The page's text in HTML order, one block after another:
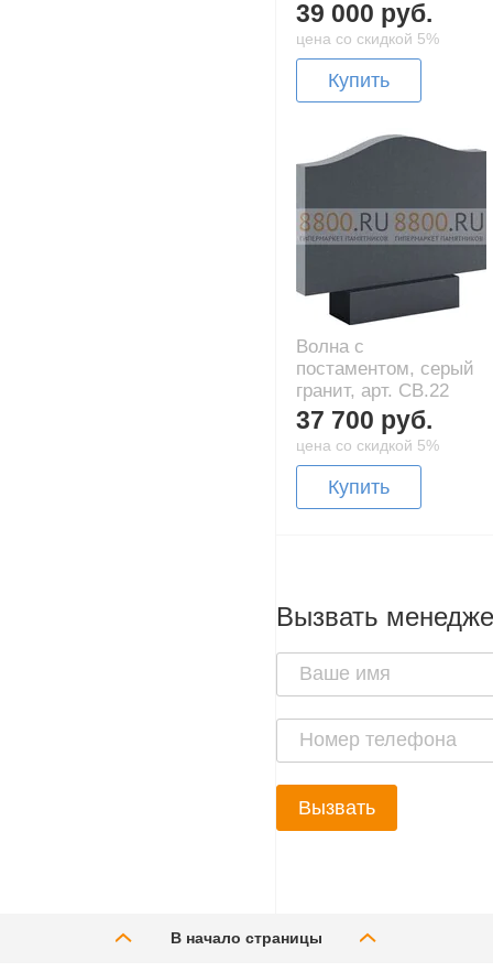
39 000 руб.
цена со скидкой 5%
Купить
Волна с
постаментом, серый
гранит, арт. CB.22
37 700 руб.
цена со скидкой 5%
Купить
Вызвать
Вызвать
В начало страницы